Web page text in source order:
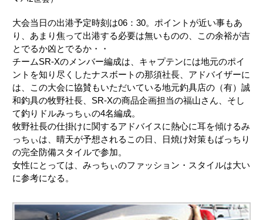
大会当日の出港予定時刻は06：30。ポイントが近い事もあ
り、あまり焦って出港する必要は無いものの、この余裕が吉
とでるか凶とでるか・・
チームSR-Xのメンバー編成は、キャプテンには地元のポイ
ントを知り尽くしたナスボートの那須社長、アドバイザーに
は、この大会に協賛もいただいている地元釣具店の（有）誠
和釣具の牧野社長、SR-Xの商品企画担当の福山さん、そし
て釣りドルみっちぃの4名編成。
牧野社長の仕掛けに関するアドバイスに熱心に耳を傾けるみ
っちぃは、晴天が予想されるこの日、日焼け対策もばっちり
の完全防備スタイルで参加。
女性にとっては、みっちぃのファッション・スタイルは大い
に参考になる。